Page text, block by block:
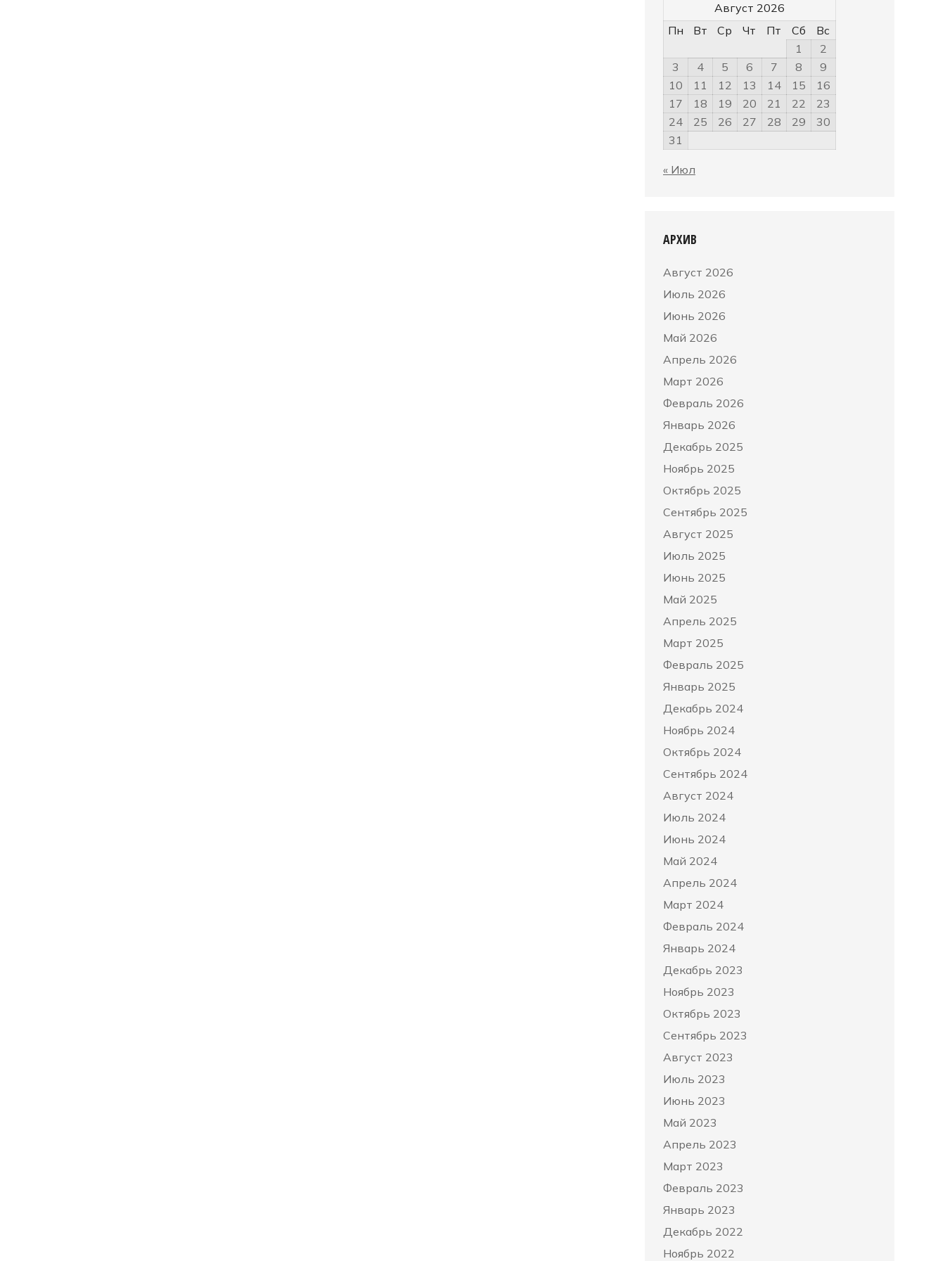
Август 2026
Пн
Вт Ср Чт Пт Сб
Вс
1
2
3
4 5 6 7 8
9
10
11 12 13 14 15
16
17
18 19 20 21 22
23
24
25 26 27 28 29
30
31
« Июл
АРХИВ
Август 2026
Июль 2026
Июнь 2026
Май 2026
Апрель 2026
Март 2026
Февраль 2026
Январь 2026
Декабрь 2025
Ноябрь 2025
Октябрь 2025
Сентябрь 2025
Август 2025
Июль 2025
Июнь 2025
Май 2025
Апрель 2025
Март 2025
Февраль 2025
Январь 2025
Декабрь 2024
Ноябрь 2024
Октябрь 2024
Сентябрь 2024
Август 2024
Июль 2024
Июнь 2024
Май 2024
Апрель 2024
Март 2024
Февраль 2024
Январь 2024
Декабрь 2023
Ноябрь 2023
Октябрь 2023
Сентябрь 2023
Август 2023
Июль 2023
Июнь 2023
Май 2023
Апрель 2023
Март 2023
Февраль 2023
Январь 2023
Декабрь 2022
Ноябрь 2022